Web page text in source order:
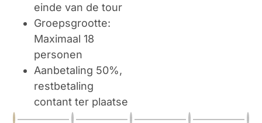
einde van de tour
Groepsgrootte:
Maximaal 18
personen
Aanbetaling 50%,
restbetaling
contant ter plaatse